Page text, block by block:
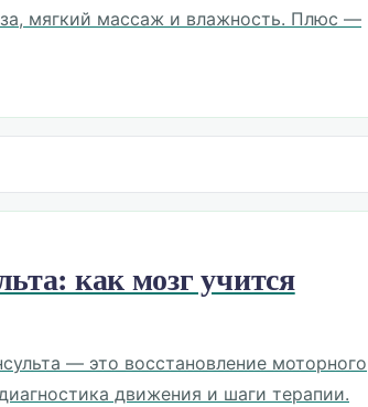
мягкий массаж и влажность. Плюс —
как мозг учится
— это восстановление моторного
движения и шаги терапии.